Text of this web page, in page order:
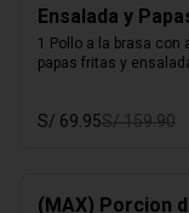
Ensalada y
1 Pollo a la brasa con
papas fritas y
S/ 69.95S/ 159.90
(MAX) Porcion